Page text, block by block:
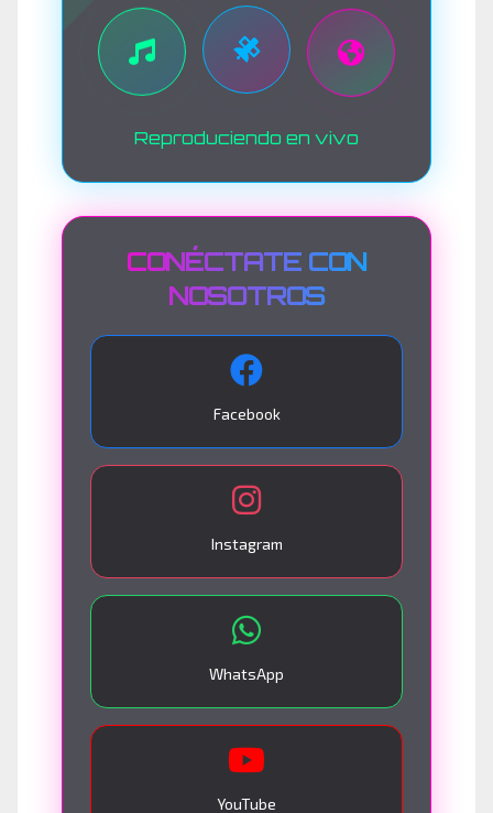
Reproduciendo en vivo
CONÉCTATE CON
NOSOTROS
Facebook
Instagram
WhatsApp
YouTube